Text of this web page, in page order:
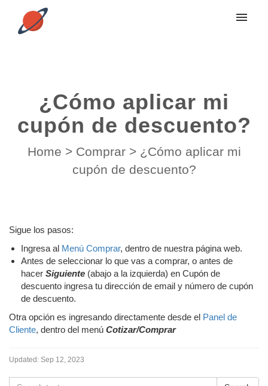
¿Cómo aplicar mi
cupón de descuento?
Home > Comprar > ¿Cómo aplicar mi
cupón de descuento?
Sigue los pasos:
Ingresa al Menú Comprar, dentro de nuestra página web.
Antes de seleccionar lo que vas a comprar, o antes de
hacer Siguiente (abajo a la izquierda) en Cupón de
descuento ingresa tu dirección de email y número de cupón
de descuento.
Otra opción es ingresando directamente desde el Panel de
Cliente, dentro del menú Cotizar/Comprar
Updated: Sep 12, 2023